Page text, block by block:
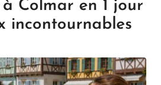
Colmar en 1 jour
incontournables